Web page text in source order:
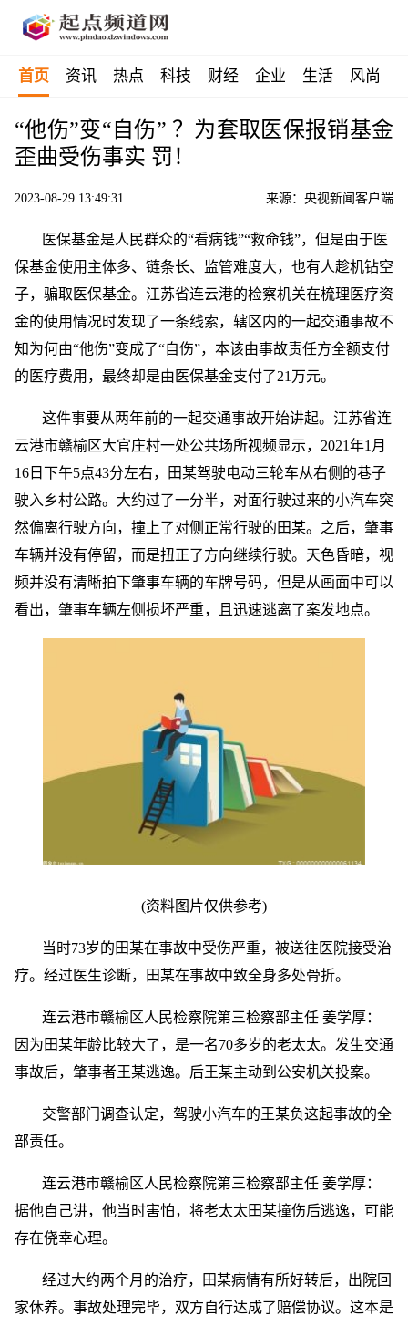
首页 资讯 热点 科技 财经 企业 生活 风尚
“他伤”变“自伤” ？为套取医保报销基金
歪曲受伤事实 罚！
2023-08-29 13:49:31 来源：央视新闻客户端
医保基金是人民群众的“看病钱”“救命钱”，但是由于医
保基金使用主体多、链条长、监管难度大，也有人趁机钻空
子，骗取医保基金。江苏省连云港的检察机关在梳理医疗资
金的使用情况时发现了一条线索，辖区内的一起交通事故不
知为何由“他伤”变成了“自伤”，本该由事故责任方全额支付
的医疗费用，最终却是由医保基金支付了21万元。
这件事要从两年前的一起交通事故开始讲起。江苏省连
云港市赣榆区大官庄村一处公共场所视频显示，2021年1月
16日下午5点43分左右，田某驾驶电动三轮车从右侧的巷子
驶入乡村公路。大约过了一分半，对面行驶过来的小汽车突
然偏离行驶方向，撞上了对侧正常行驶的田某。之后，肇事
车辆并没有停留，而是扭正了方向继续行驶。天色昏暗，视
频并没有清晰拍下肇事车辆的车牌号码，但是从画面中可以
看出，肇事车辆左侧损坏严重，且迅速逃离了案发地点。
(资料图片仅供参考)
当时73岁的田某在事故中受伤严重，被送往医院接受治
疗。经过医生诊断，田某在事故中致全身多处骨折。
连云港市赣榆区人民检察院第三检察部主任 姜学厚：
因为田某年龄比较大了，是一名70多岁的老太太。发生交通
事故后，肇事者王某逃逸。后王某主动到公安机关投案。
交警部门调查认定，驾驶小汽车的王某负这起事故的全
部责任。
连云港市赣榆区人民检察院第三检察部主任 姜学厚：
据他自己讲，他当时害怕，将老太太田某撞伤后逃逸，可能
存在侥幸心理。
经过大约两个月的治疗，田某病情有所好转后，出院回
家休养。事故处理完毕，双方自行达成了赔偿协议。这本是